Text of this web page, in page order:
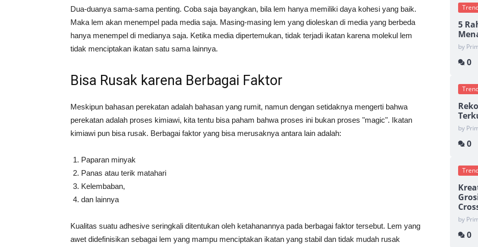
Dua-duanya sama-sama penting. Coba saja bayangkan, bila lem hanya memiliki daya kohesi yang baik.
Maka lem akan menempel pada media saja. Masing-masing lem yang dioleskan di media yang berbeda
hanya menempel di medianya saja. Ketika media dipertemukan, tidak terjadi ikatan karena molekul lem
tidak menciptakan ikatan satu sama lainnya.
Bisa Rusak karena Berbagai Faktor
Meskipun bahasan perekatan adalah bahasan yang rumit, namun dengan setidaknya mengerti bahwa
perekatan adalah proses kimiawi, kita tentu bisa paham bahwa proses ini bukan proses "magic". Ikatan
kimiawi pun bisa rusak. Berbagai faktor yang bisa merusaknya antara lain adalah:
Paparan minyak
Panas atau terik matahari
Kelembaban,
dan lainnya
Kualitas suatu adhesive seringkali ditentukan oleh ketahanannya pada berbagai faktor tersebut. Lem yang
awet didefinisikan sebagai lem yang mampu menciptakan ikatan yang stabil dan tidak mudah rusak
5
by
0
by
0
by
0